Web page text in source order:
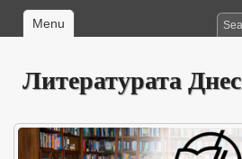
Menu
Литературата Днес